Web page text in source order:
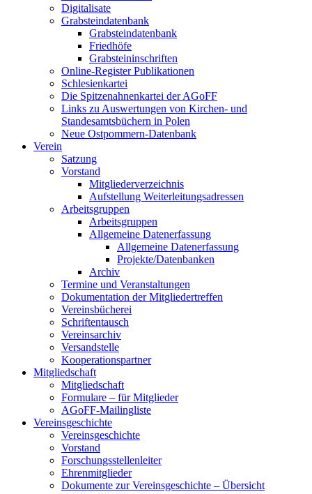
Digitalisate
Grabsteindatenbank
Grabsteindatenbank
Friedhöfe
Grabsteininschriften
Online-Register Publikationen
Schlesienkartei
Die Spitzenahnenkartei der AGoFF
Links zu Auswertungen von Kirchen- und
Standesamtsbüchern in Polen
Neue Ostpommern-Datenbank
Verein
Satzung
Vorstand
Mitgliederverzeichnis
Aufstellung Weiterleitungsadressen
Arbeitsgruppen
Arbeitsgruppen
Allgemeine Datenerfassung
Allgemeine Datenerfassung
Projekte/Datenbanken
Archiv
Termine und Veranstaltungen
Dokumentation der Mitgliedertreffen
Vereinsbücherei
Schriftentausch
Vereinsarchiv
Versandstelle
Kooperationspartner
Mitgliedschaft
Mitgliedschaft
Formulare – für Mitglieder
AGoFF-Mailingliste
Vereinsgeschichte
Vereinsgeschichte
Vorstand
Forschungsstellenleiter
Ehrenmitglieder
Dokumente zur Vereinsgeschichte – Übersicht